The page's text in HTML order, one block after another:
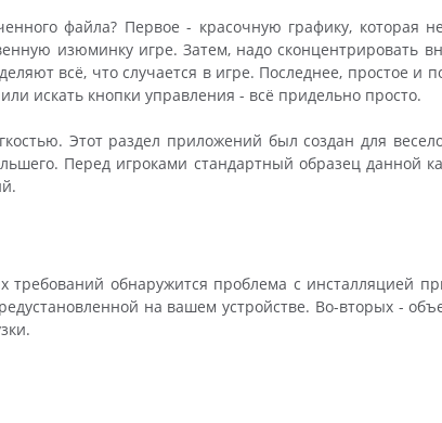
файла? Первое - красочную графику, которая
изюминку игре. Затем, надо сконцентрировать
всё, что случается в игре. Последнее, простое и
искать кнопки управления - всё придельно просто.
Этот раздел приложений был создан для
Перед игроками стандартный образец данной
требований обнаружится проблема с инсталляцией
на вашем устройстве. Во-вторых -